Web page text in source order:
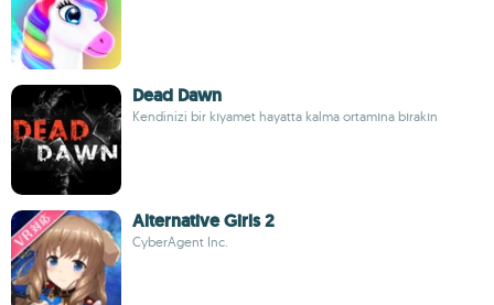
Dead Dawn
Kendinizi bir kıyamet hayatta kalma ortamına bırakın
Alternative Girls 2
CyberAgent Inc.